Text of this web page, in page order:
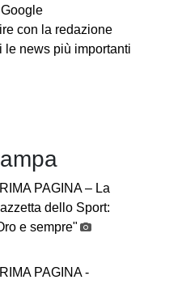
con la redazione
le news più importanti
PAGINA – La
dello Sport:
e sempre"
PAGINA -